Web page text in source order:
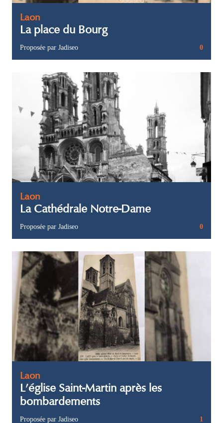
Laon
La place du Bourg
Proposée par Jadiseo 0
Laon
La Cathédrale Notre-Dame
Proposée par Jadiseo 0
Laon
L’église Saint-Martin après les
bombardements
Proposée par Jadiseo 1